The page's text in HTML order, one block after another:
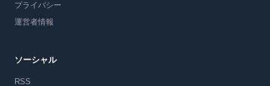
プライバシー
運営者情報
ソーシャル
RSS